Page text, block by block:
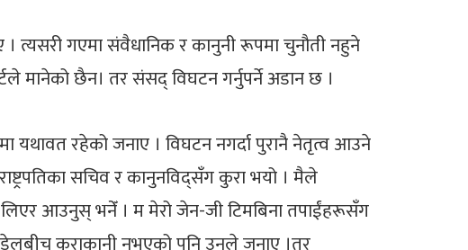
। त्यसरी गएमा संवैधानिक र कानुनी रूपमा चुनौती नहुने
मानेको छैन। तर संसद् विघटन गर्नुपर्ने अडान छ ।
रहेको जनाए । विघटन नगर्दा पुरानै नेतृत्व आउने
सचिव र कानुनविद्सँग कुरा भयो । मैले
लिएर आउनुस् भनेँ । म मेरो जेन-जी टिमबिना तपाईंहरूसँग